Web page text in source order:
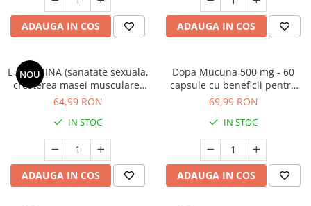
Geluri de duș
Scruburi
Creme SPF față
Creme SPF corp
Spray SPF
Uleiuri bronzare
After Sun
Acceleratoare bronz
Igienă Personală
L-Carnitina
L-Glutamina
Maca
Miere de Manuka
Multivitamine
Omega
ADAUGA IN COS ADAUGA IN COS
NOU
L ARGININA (sanatate sexuala,
cresterea masei musculare,
detox ficat) * 60 cps
64,99 RON
IN STOC
ADAUGA IN COS
Dopa Mucuna 500 mg - 60
capsule cu beneficii pentru
buna dispoziție, funcțiile
sexuală | Bio Hacking
69,99 RON
IN STOC
ADAUGA IN COS